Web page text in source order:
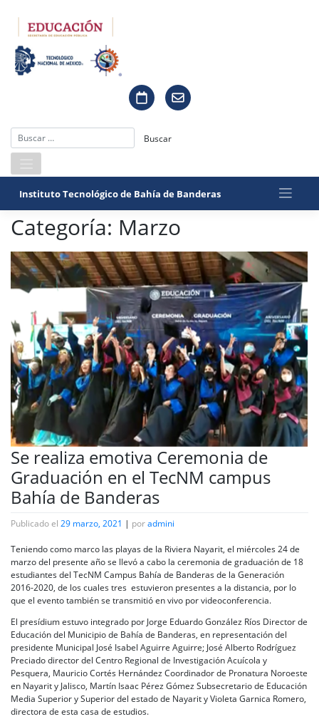
contenido
Instituto Tecnológico de Bahía de Banderas
Categoría: Marzo
Se realiza emotiva Ceremonia de
Graduación en el TecNM campus
Bahía de Banderas
Publicado el 29 marzo, 2021 | poradmini
Teniendo como marco las playas de la Riviera Nayarit, el miércoles 24 de
marzo del presente año se llevó a cabo la ceremonia de graduación de 18
estudiantes del TecNM Campus Bahía de Banderas de la Generación
2016-2020, de los cuales tres estuvieron presentes a la distancia, por lo
que el evento también se transmitió en vivo por videoconferencia.
El presídium estuvo integrado por Jorge Eduardo González Ríos Director de
Educación del Municipio de Bahía de Banderas, en representación del
presidente Municipal José Isabel Aguirre Aguirre; José Alberto Rodríguez
Preciado director del Centro Regional de Investigación Acuícola y
Pesquera, Mauricio Cortés Hernández Coordinador de Pronatura Noroeste
en Nayarit y Jalisco, Martín Isaac Pérez Gómez Subsecretario de Educación
Media Superior y Superior del estado de Nayarit y Violeta Garnica Romero,
directora de esta casa de estudios.